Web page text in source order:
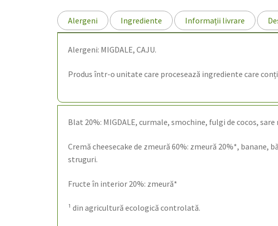
Alergeni Ingrediente Informații livrare
Alergeni: MIGDALE, CAJU.
Produs într-o unitate care procesează ingrediente care
Blat 20%: MIGDALE, curmale, smochine, fulgi de cocos,
Cremă cheesecake de zmeură 60%: zmeură 20%*, banane,
struguri.
Fructe în interior 20%: zmeură*
¹ din agricultură ecologică controlată.